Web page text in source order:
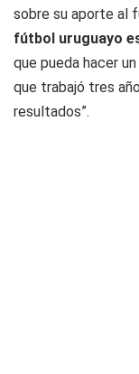
sobre su aporte al
fútbol uruguayo
que pueda hacer
que trabajó tres
resultados”.